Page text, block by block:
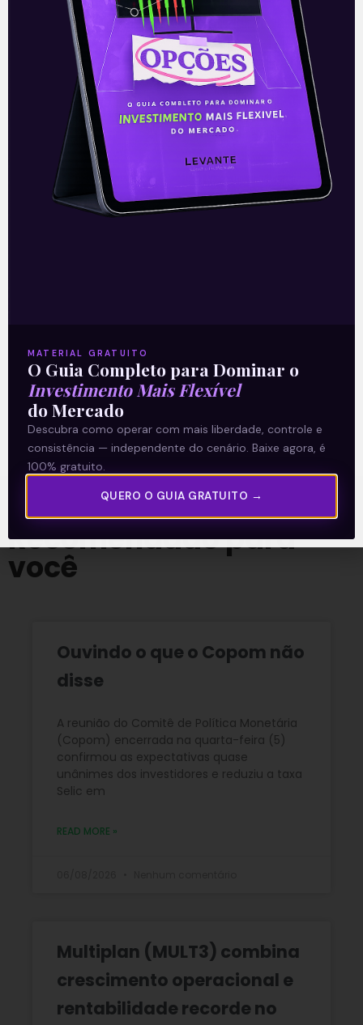
Leia mais sobre a empresa:
O conteúdo foi útil para você? Compartilhe!
Recomendado para
você
Ouvindo o que o Copom não
disse
A reunião do Comitê de Política Monetária
(Copom) encerrada na quarta-feira (5)
confirmou as expectativas quase
unânimes dos investidores e reduziu a taxa
Selic em
READ MORE »
Multiplan (MULT3) combina
crescimento operacional e
rentabilidade recorde no
MATERIAL GRATUITO
O Guia Completo para Dominar o
Investimento Mais Flexível
do Mercado
Descubra como operar com mais liberdade, controle e
consistência — independente do cenário. Baixe agora, é
100% gratuito.
QUERO O GUIA GRATUITO →